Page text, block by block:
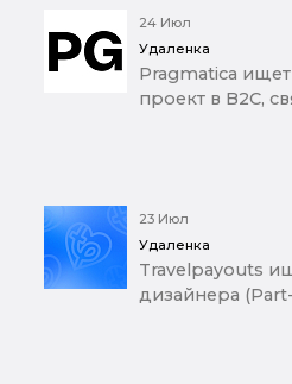
24 Июл
Удаленка
Pragmatica
проект в B2C,
23 Июл
Удаленка
Travelpayouts
дизайнера